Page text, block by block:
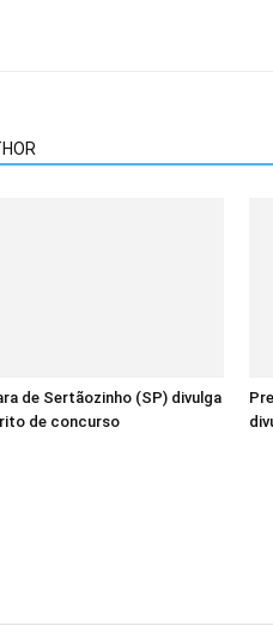
de Sertãozinho (SP) divulga
de concurso